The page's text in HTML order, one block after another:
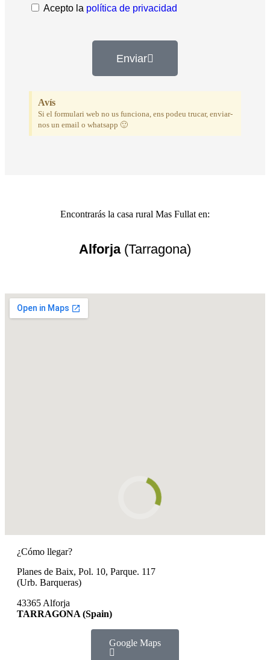
Acepto la política de privacidad
Enviar
Avís
Si el formulari web no us funciona, ens podeu trucar, enviar-
nos un email o whatsapp 🙂
Encontrarás la casa rural Mas Fullat en:
Alforja(Tarragona)
¿Cómo llegar?
Planes de Baix, Pol. 10, Parque. 117
(Urb. Barqueras)
43365 Alforja
TARRAGONA (Spain)
Google Maps